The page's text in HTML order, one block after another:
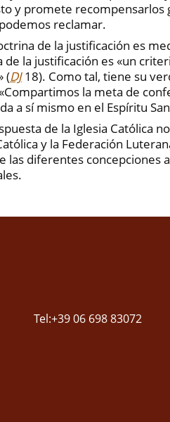
y promete recompensarlos
reclamar.
de la justificación es
de la justificación es «un
(DJ18). Como tal, tiene su
la meta de
a sí mismo en el Espíritu
de la Iglesia Católica
y la Federación
las diferentes concepciones
Tel:+39 06 698 83072